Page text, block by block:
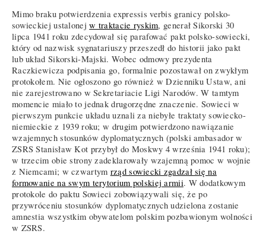
Mimo braku potwierdzenia expressis verbis granicy polsko-
sowieckiej ustalonejw traktacie ryskim, generał Sikorski 30
lipca 1941 roku zdecydował się parafować pakt polsko-sowiecki,
który od nazwisk sygnatariuszy przeszedł do historii jako pakt
lub układ Sikorski-Majski. Wobec odmowy prezydenta
Raczkiewicza podpisania go, formalnie pozostawał on zwykłym
protokołem. Nie ogłoszono go również w Dzienniku Ustaw, ani
nie zarejestrowano w Sekretariacie Ligi Narodów. W tamtym
momencie miało to jednak drugorzędne znaczenie. Sowieci w
pierwszym punkcie układu uznali za niebyłe traktaty sowiecko-
niemieckie z 1939 roku; w drugim potwierdzono nawiązanie
wzajemnych stosunków dyplomatycznych (polski ambasador w
ZSRS Stanisław Kot przybył do Moskwy 4 września 1941 roku);
w trzecim obie strony zadeklarowały wzajemną pomoc w wojnie
z Niemcami; w czwartym rząd sowiecki zgadzał się na
formowanie na swym terytorium polskiej armii. W dodatkowym
protokole do paktu Sowieci zobowiązywali się, że po
przywróceniu stosunków dyplomatycznych udzielona zostanie
amnestia wszystkim obywatelom polskim pozbawionym wolności
w ZSRS.